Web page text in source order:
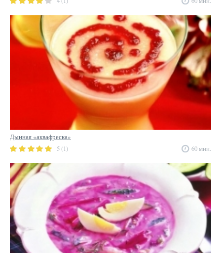
Дынная «аквафреска»
5 (1)
60 мин.